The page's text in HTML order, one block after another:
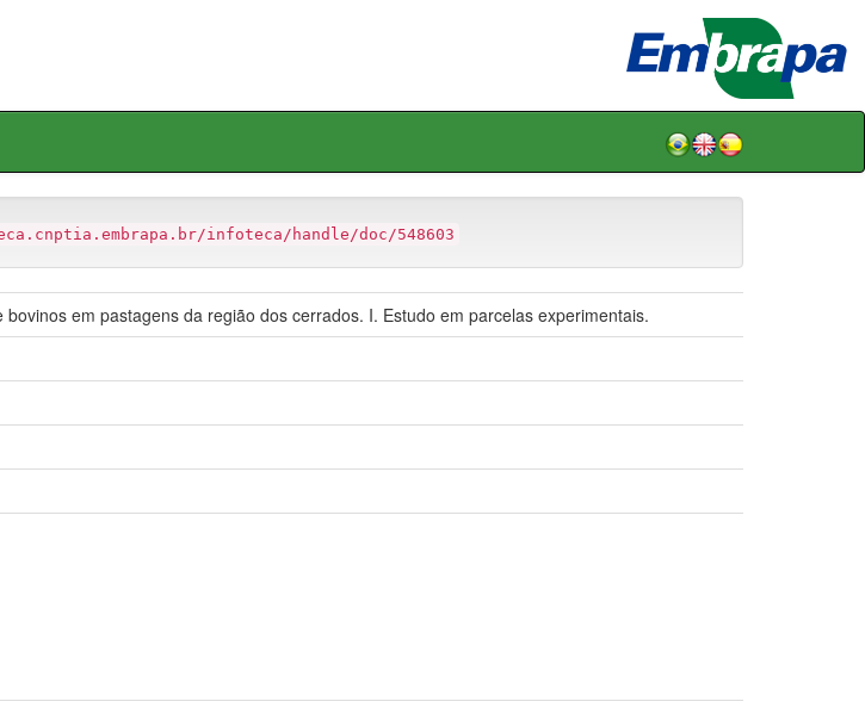
infoteca/handle/doc/548603
em pastagens da região dos cerrados. I. Estudo em parcelas experimentais.